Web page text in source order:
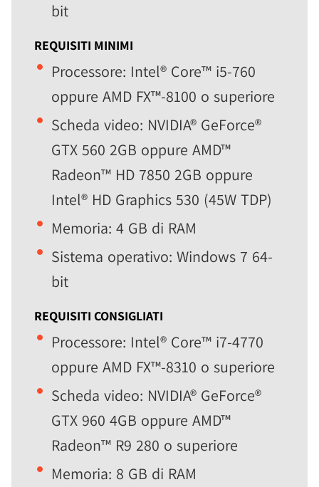
bit
REQUISITI MINIMI
Processore: Intel® Core™ i5-760
oppure AMD FX™-8100 o superiore
Scheda video: NVIDIA® GeForce®
GTX 560 2GB oppure AMD™
Radeon™ HD 7850 2GB oppure
Intel® HD Graphics 530 (45W TDP)
Memoria: 4 GB di RAM
Sistema operativo: Windows 7 64-
bit
REQUISITI CONSIGLIATI
Processore: Intel® Core™ i7-4770
oppure AMD FX™-8310 o superiore
Scheda video: NVIDIA® GeForce®
GTX 960 4GB oppure AMD™
Radeon™ R9 280 o superiore
Memoria: 8 GB di RAM